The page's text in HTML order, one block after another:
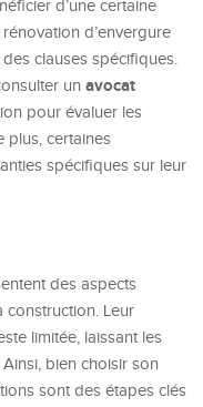
d’une certaine
d’envergure
clauses spécifiques.
un avocat
pour évaluer les
plus, certaines
spécifiques sur leur
des aspects
construction. Leur
limitée, laissant les
bien choisir son
sont des étapes clés